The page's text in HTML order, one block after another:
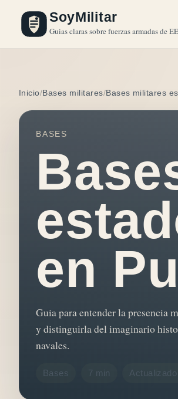
SoyMilitar
Guias claras sobre fuerzas armadas de
Inicio Bases militares Bases militares
BASES
en
Guia para entender la presencia
y distinguirla del imaginario
navales.
Bases 7 min